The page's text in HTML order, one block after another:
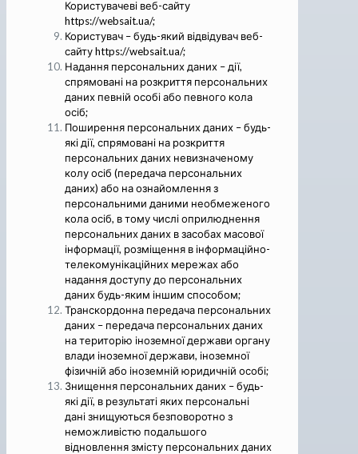
Користувачеві веб-сайту
https://websait.ua/;
Користувач – будь-який відвідувач веб-
сайту https://websait.ua/;
Надання персональних даних – дії,
спрямовані на розкриття персональних
даних певній особі або певного кола
осіб;
Поширення персональних даних – будь-
які дії, спрямовані на розкриття
персональних даних невизначеному
колу осіб (передача персональних
даних) або на ознайомлення з
персональними даними необмеженого
кола осіб, в тому числі оприлюднення
персональних даних в засобах масової
інформації, розміщення в інформаційно-
телекомунікаційних мережах або
надання доступу до персональних
даних будь-яким іншим способом;
Транскордонна передача персональних
даних – передача персональних даних
на територію іноземної держави органу
влади іноземної держави, іноземної
фізичній або іноземній юридичній особі;
Знищення персональних даних – будь-
які дії, в результаті яких персональні
дані знищуються безповоротно з
неможливістю подальшого
відновлення змісту персональних даних